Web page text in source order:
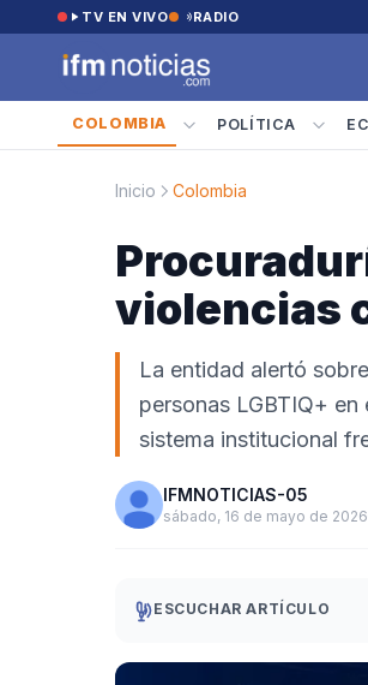
Saltar al contenido
TV EN VIVO RADIO
COLOMBIA POLÍTICA
Inicio Colombia
violencias
La entidad alertó
personas LGBTIQ+
sistema institucional
IFMNOTICIAS-05
sábado, 16 de mayo de 2026
ESCUCHAR ARTÍCULO